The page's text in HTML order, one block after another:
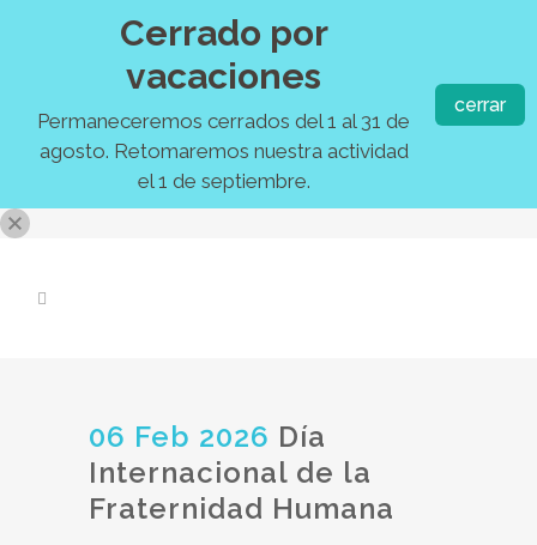
06 Feb 2026 Día
Internacional de la
Fraternidad Humana
Cerrado por
vacaciones
Permaneceremos cerrados del 1 al 31 de
agosto. Retomaremos nuestra actividad
el 1 de septiembre.
cerrar